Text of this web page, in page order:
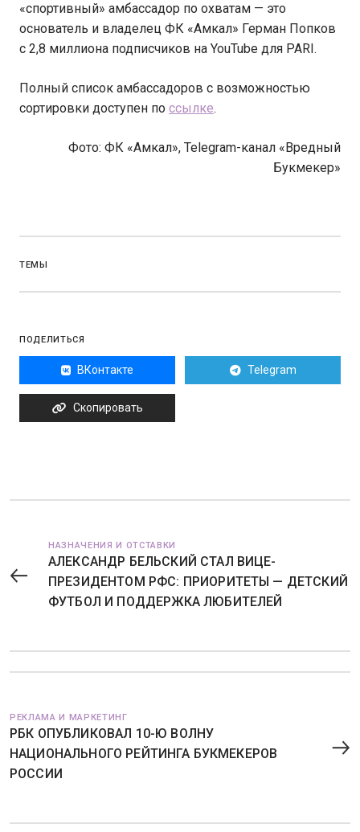
«спортивный» амбассадор по охватам — это
основатель и владелец ФК «Амкал» Герман Попков
c 2,8 миллиона подписчиков на YouTube для PARI.
Полный список амбассадоров с возможностью
сортировки доступен по ссылке.
Фото: ФК «Амкал», Telegram-канал «Вредный
Букмекер»
ТЕМЫ
ПОДЕЛИТЬСЯ
ВКонтакте Telegram
Скопировать
НАЗНАЧЕНИЯ И ОТСТАВКИ
АЛЕКСАНДР БЕЛЬСКИЙ СТАЛ ВИЦЕ-
ПРЕЗИДЕНТОМ РФС: ПРИОРИТЕТЫ — ДЕТСКИЙ
ФУТБОЛ И ПОДДЕРЖКА ЛЮБИТЕЛЕЙ
РЕКЛАМА И МАРКЕТИНГ
РБК ОПУБЛИКОВАЛ 10-Ю ВОЛНУ
НАЦИОНАЛЬНОГО РЕЙТИНГА БУКМЕКЕРОВ
РОССИИ